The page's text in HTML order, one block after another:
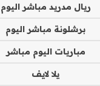
ريال مدريد مباشر اليوم
برشلونة مباشر اليوم
مباريات اليوم مباشر
يلا لايف